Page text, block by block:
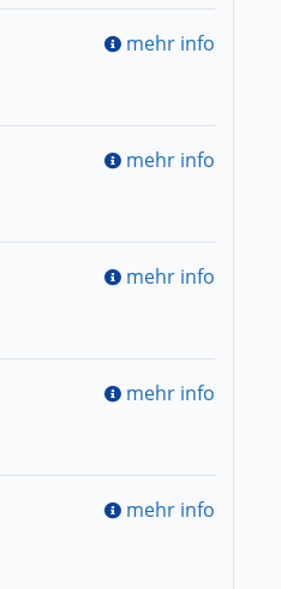
mehr info
mehr info
mehr info
mehr info
mehr info